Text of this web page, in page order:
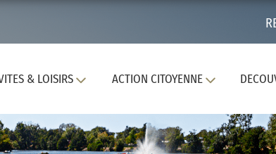
& LOISIRS ACTION CITOYENNE